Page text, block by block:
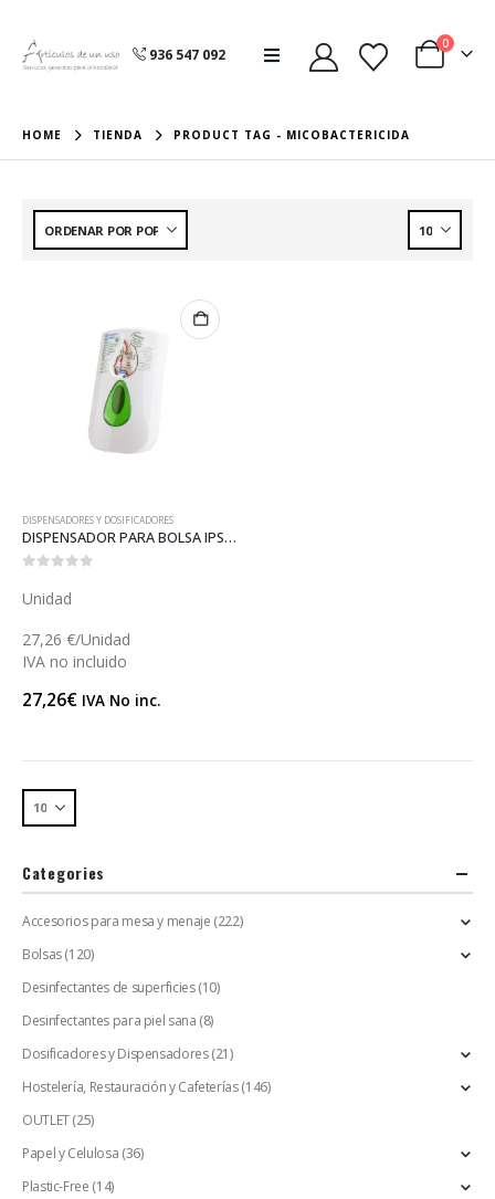
936 547 092
0
HOME TIENDA PRODUCT TAG - MICOBACTERICIDA
DISPENSADORES Y DOSIFICADORES
DISPENSADOR PARA BOLSA IPSOSOL (D066SO)
Unidad
27,26 €/Unidad
IVA no incluido
27,26€ IVA No inc.
Categories
Accesorios para mesa y menaje (222)
Bolsas(120)
Desinfectantes de superficies (10)
Desinfectantes para piel sana (8)
Dosificadores y Dispensadores (21)
Hostelería, Restauración y Cafeterías(146)
OUTLET(25)
Papel y Celulosa (36)
Plastic-Free (14)